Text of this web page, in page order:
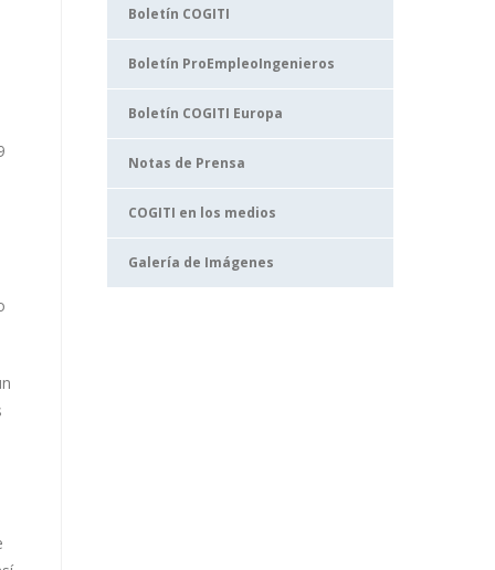
Boletín COGITI
Boletín ProEmpleoIngenieros
Boletín COGITI Europa
Notas de Prensa
COGITI en los medios
Galería de Imágenes